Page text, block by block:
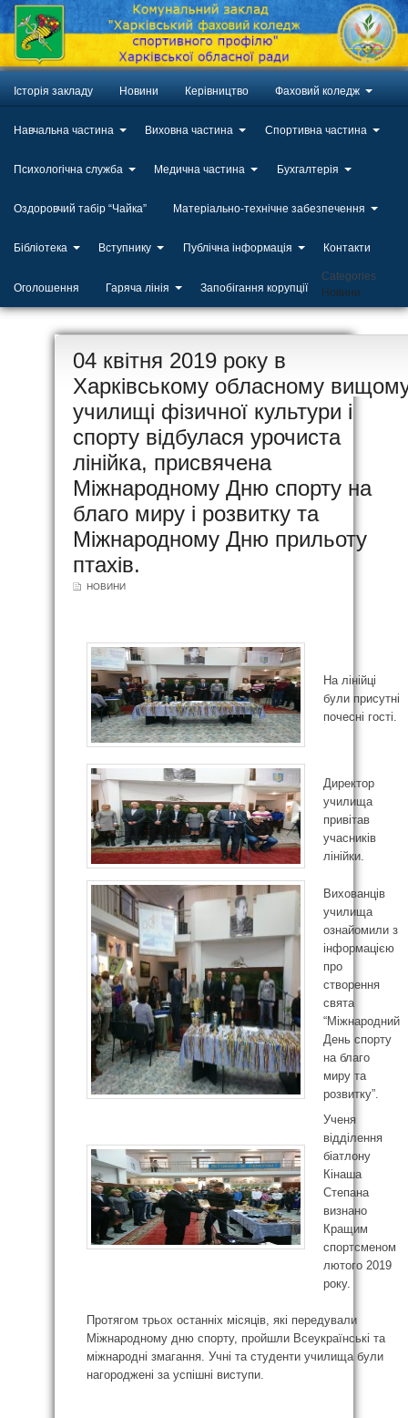
Історія закладу Новини Керівництво Фаховий коледж
Навчальна частина Виховна частина Спортивна частина
Психологічна служба Медична частина Бухгалтерія
Оздоровчий табір “Чайка” Матеріально-технічне забезпечення
Бібліотека Вступнику Публічна інформація Контакти
Оголошення Гаряча лінія Запобігання корупції
Categories
Новини
20
04 квітня 2019 року в
Харківському обласному
училищі фізичної культури і
спорту відбулася урочиста
лінійка, присвячена
Міжнародному Дню спорту на
благо миру і розвитку та
Міжнародному Дню прильоту
птахів.
НОВИНИ
На лінійці
були присутні
почесні гості.
Директор
училища
привітав
учасників
лінійки.
Вихованців
училища
ознайомили з
інформацією
про
створення
свята
“Міжнародний
День спорту
на благо
миру та
розвитку”.
Ученя
відділення
біатлону
Кінаша
Степана
визнано
Кращим
спортсменом
лютого 2019
року.
Протягом трьох останніх місяців, які передували
Міжнародному дню спорту, пройшли Всеукраїнські та
міжнародні змагання. Учні та студенти училища були
нагороджені за успішні виступи.